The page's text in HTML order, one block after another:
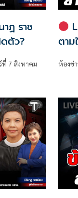
ฏ ราช
ตัว?
ที่ 7 สิงหาคม
ตาม
ห้องข่